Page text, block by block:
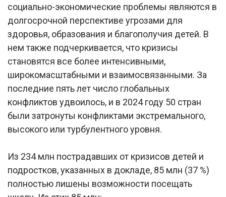
социально-экономические проблемы являются в
долгосрочной перспективе угрозами для
здоровья, образования и благополучия детей. В
нем также подчеркивается, что кризисы
становятся все более интенсивными,
широкомасштабными и взаимосвязанными. За
последние пять лет число глобальных
конфликтов удвоилось, и в 2024 году 50 стран
были затронуты конфликтами экстремального,
высокого или турбулентного уровня.
Из 234 млн пострадавших от кризисов детей и
подростков, указанных в докладе, 85 млн (37 %)
полностью лишены возможности посещать